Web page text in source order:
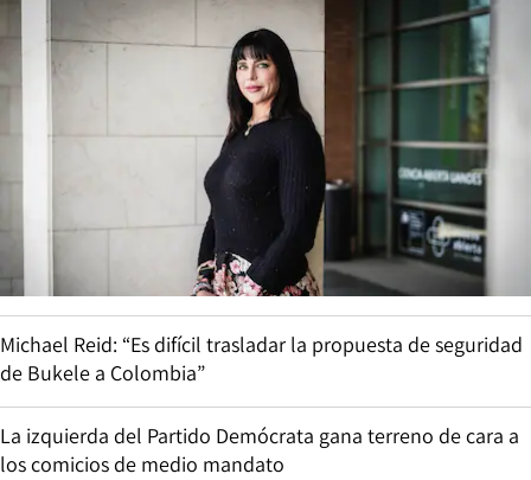
Michael Reid: “Es difícil trasladar la propuesta de seguridad
de Bukele a Colombia”
La izquierda del Partido Demócrata gana terreno de cara a
los comicios de medio mandato